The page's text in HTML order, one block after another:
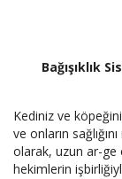
Bağışıklık
Kediniz ve
ve onların
olarak, uzun ar-ge
hekimlerin